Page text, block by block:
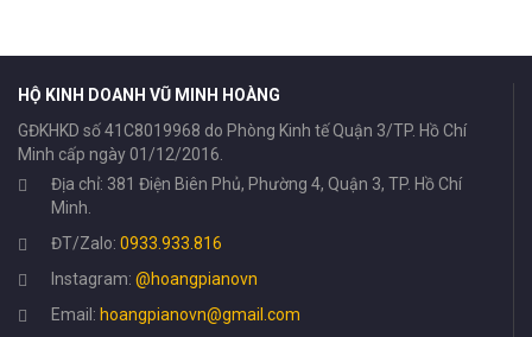
HỘ KINH DOANH VŨ MINH HOÀNG
GĐKHKD số 41C8019968 do Phòng Kinh tế Quận 3/TP. Hồ Chí
Minh cấp ngày 01/12/2016.
Địa chỉ: 381 Điện Biên Phủ, Phường 4, Quận 3, TP. Hồ Chí
Minh.
ĐT/Zalo: 0933.933.816
Instagram: @hoangpianovn
Email: hoangpianovn@gmail.com